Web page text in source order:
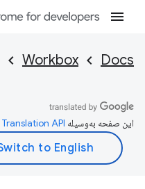
Docs
Workbox
این صفحه به‌وسیله